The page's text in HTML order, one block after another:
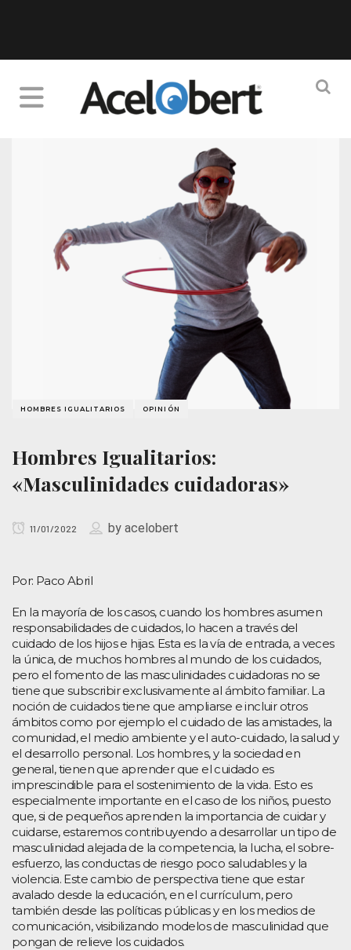
HOMBRES IGUALITARIOS OPINIÓN
Hombres Igualitarios:
«Masculinidades cuidadoras»
11/01/2022 by acelobert
Por: Paco Abril
En la mayoría de los casos, cuando los hombres asumen
responsabilidades de cuidados, lo hacen a través del
cuidado de los hijos e hijas. Esta es la vía de entrada, a veces
la única, de muchos hombres al mundo de los cuidados,
pero el fomento de las masculinidades cuidadoras no se
tiene que subscribir exclusivamente al ámbito familiar. La
noción de cuidados tiene que ampliarse e incluir otros
ámbitos como por ejemplo el cuidado de las amistades, la
comunidad, el medio ambiente y el auto-cuidado, la salud y
el desarrollo personal. Los hombres, y la sociedad en
general, tienen que aprender que el cuidado es
imprescindible para el sostenimiento de la vida. Esto es
especialmente importante en el caso de los niños, puesto
que, si de pequeños aprenden la importancia de cuidar y
cuidarse, estaremos contribuyendo a desarrollar un tipo de
masculinidad alejada de la competencia, la lucha, el sobre-
esfuerzo, las conductas de riesgo poco saludables y la
violencia. Este cambio de perspectiva tiene que estar
avalado desde la educación, en el currículum, pero
también desde las políticas públicas y en los medios de
comunicación, visibilizando modelos de masculinidad que
pongan de relieve los cuidados.